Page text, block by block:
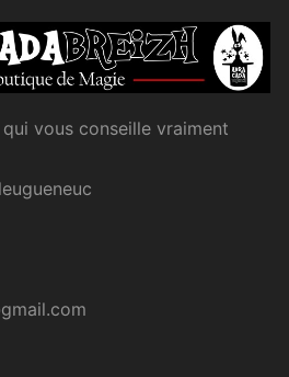
vous conseille vraiment